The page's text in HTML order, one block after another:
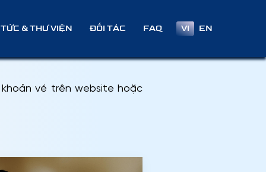
& THƯ VIỆN ĐỐI TÁC FAQ VI EN
vé trên website hoặc